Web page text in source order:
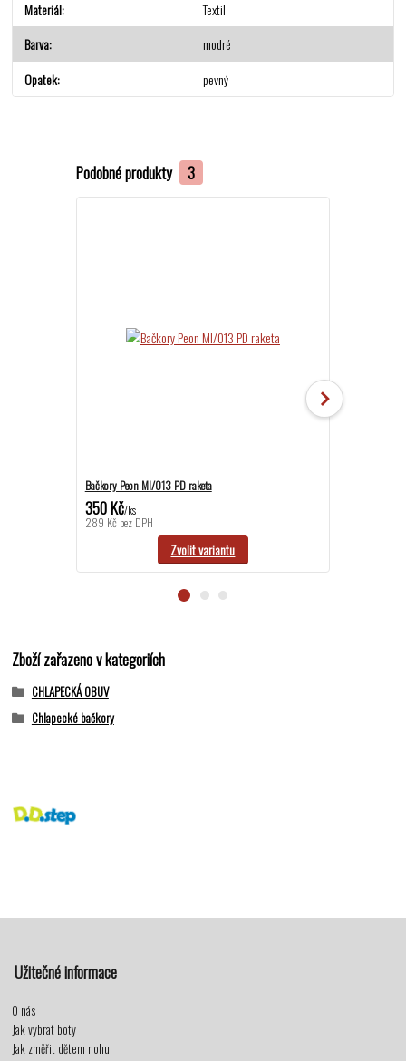
Materiál
Textil
Barva
modré
Opatek
pevný
Podobné produkty 3
Bačkory Peon MI/013 PD raketa
350 Kč/ks
289 Kč bez DPH
Zvolit variantu
Zboží zařazeno v kategoriích
CHLAPECKÁ OBUV
Chlapecké bačkory
Užitečné informace
O nás
Jak vybrat boty
Jak změřit dětem nohu